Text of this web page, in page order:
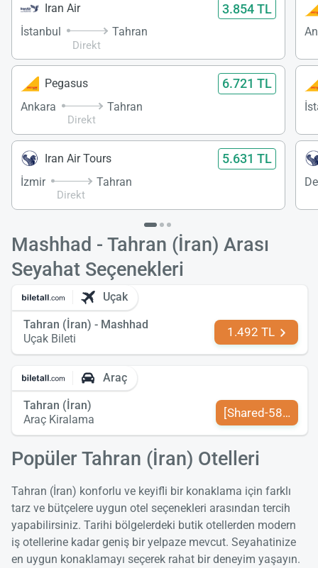
Iran Air 3.854 TL
İstanbul
Direkt
Tahran
Pegasus 6.721 TL
Ankara
Direkt
Tahran
Iran Air Tours 5.631 TL
İzmir
Direkt
Tahran
Mashhad - Tahran (İran) Arası
Seyahat Seçenekleri
Uçak
Tahran (İran) - Mashhad
Uçak Bileti
1.492 TL
Araç
Tahran (İran)
Araç Kiralama
[Shared-589-tr-
Popüler Tahran (İran) Otelleri
Tahran (İran) konforlu ve keyifli bir konaklama için farklı
tarz ve bütçelere uygun otel seçenekleri arasından tercih
yapabilirsiniz. Tarihi bölgelerdeki butik otellerden modern
iş otellerine kadar geniş bir yelpaze mevcut. Seyahatinize
en uygun konaklamayı seçerek rahat bir deneyim yaşayın.